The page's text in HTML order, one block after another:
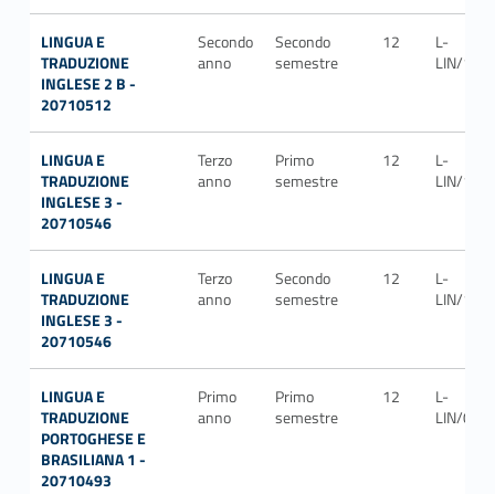
LINGUA E
TRADUZIONE
INGLESE 2 B -
20710512
Secondo
anno
Secondo
semestre
12
L-
LIN/12
LINGUA E
TRADUZIONE
INGLESE 3 -
20710546
Terzo
anno
Primo
semestre
12
L-
LIN/12
LINGUA E
TRADUZIONE
INGLESE 3 -
20710546
Terzo
anno
Secondo
semestre
12
L-
LIN/12
LINGUA E
TRADUZIONE
PORTOGHESE E
BRASILIANA 1 -
20710493
Primo
anno
Primo
semestre
12
L-
LIN/09